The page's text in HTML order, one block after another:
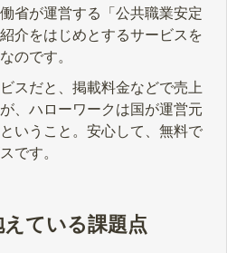
省が運営する「公共職業安定
介をはじめとするサービスを
のです。
スだと、掲載料金などで売上
、ハローワークは国が運営元
いうこと。安心して、無料で
です。
ている課題点